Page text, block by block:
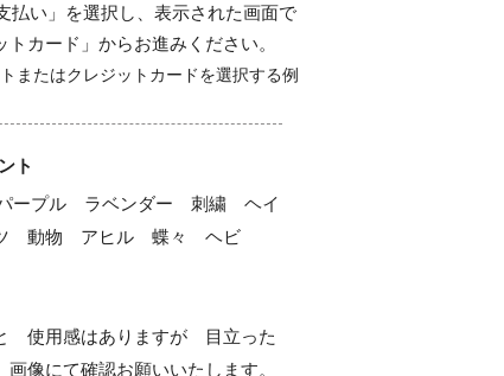
払い」を選択し、表示された画面で
トカード」からお進みください。
ト
ープル　ラベンダー　刺繍　ヘイ
　動物　アヒル　蝶々　ヘビ
　使用感はありますが　目立った
像にて確認お願いいたします。